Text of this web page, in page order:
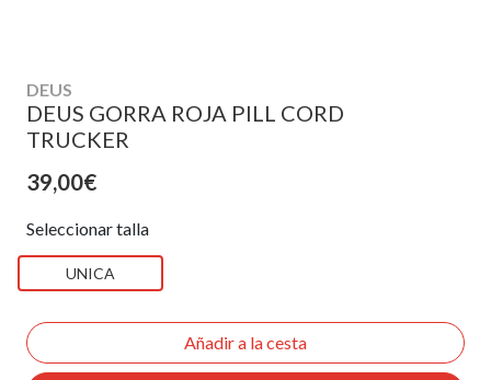
DEUS
DEUS GORRA ROJA PILL CORD
TRUCKER
39,00€
Seleccionar talla
UNICA